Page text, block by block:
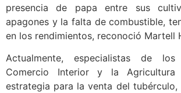
presencia de papa entre sus
apagones y la falta de combustible,
en los rendimientos, reconoció Martell
Actualmente, especialistas de
Comercio Interior y la
estrategia para la venta del